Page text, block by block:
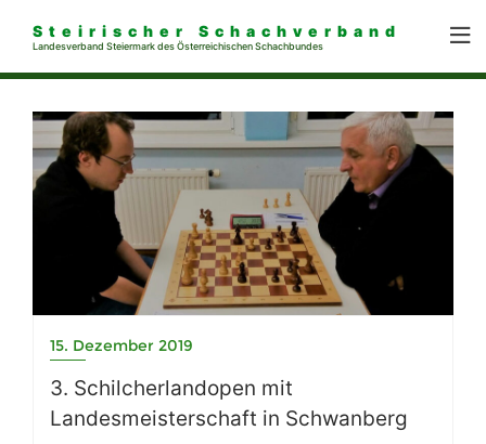
Steirischer Schachverband
Landesverband Steiermark des Österreichischen Schachbundes
15. Dezember 2019
3. Schilcherlandopen mit
Landesmeisterschaft in Schwanberg